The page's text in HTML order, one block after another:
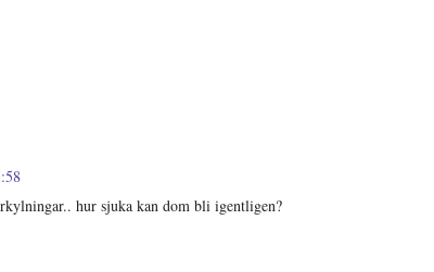
hur sjuka kan dom bli igentligen?